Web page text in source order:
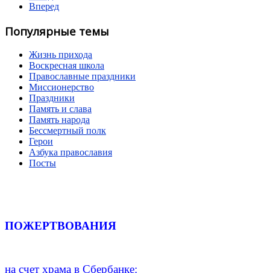
Вперед
Популярные темы
Жизнь прихода
Воскресная школа
Православные праздники
Миссионерство
Праздники
Память и слава
Память народа
Бессмертный полк
Герои
Азбука православия
Посты
ПОЖЕРТВОВАНИЯ
на счет храма в Сбербанке: